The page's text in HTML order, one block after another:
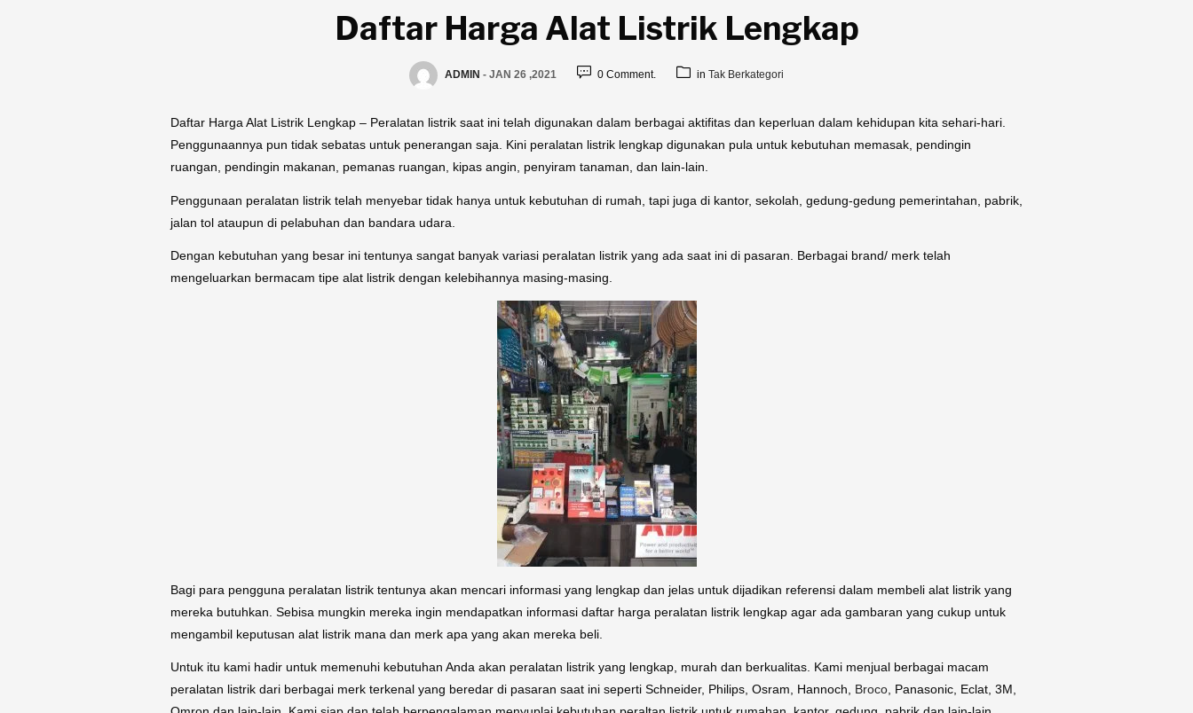
Daftar Harga Alat Listrik Lengkap
ADMIN - JAN 26 ,2021 0 Comment. in Tak Berkategori
Daftar Harga Alat Listrik Lengkap – Peralatan listrik saat ini telah digunakan dalam berbagai aktifitas dan keperluan dalam kehidupan kita sehari-hari.
Penggunaannya pun tidak sebatas untuk penerangan saja. Kini peralatan listrik lengkap digunakan pula untuk kebutuhan memasak, pendingin
ruangan, pendingin makanan, pemanas ruangan, kipas angin, penyiram tanaman, dan lain-lain.
Penggunaan peralatan listrik telah menyebar tidak hanya untuk kebutuhan di rumah, tapi juga di kantor, sekolah, gedung-gedung pemerintahan, pabrik,
jalan tol ataupun di pelabuhan dan bandara udara.
Dengan kebutuhan yang besar ini tentunya sangat banyak variasi peralatan listrik yang ada saat ini di pasaran. Berbagai brand/ merk telah
mengeluarkan bermacam tipe alat listrik dengan kelebihannya masing-masing.
Bagi para pengguna peralatan listrik tentunya akan mencari informasi yang lengkap dan jelas untuk dijadikan referensi dalam membeli alat listrik yang
mereka butuhkan. Sebisa mungkin mereka ingin mendapatkan informasi daftar harga peralatan listrik lengkap agar ada gambaran yang cukup untuk
mengambil keputusan alat listrik mana dan merk apa yang akan mereka beli.
Untuk itu kami hadir untuk memenuhi kebutuhan Anda akan peralatan listrik yang lengkap, murah dan berkualitas. Kami menjual berbagai macam
peralatan listrik dari berbagai merk terkenal yang beredar di pasaran saat ini seperti Schneider, Philips, Osram, Hannoch, Broco , Panasonic, Eclat, 3M,